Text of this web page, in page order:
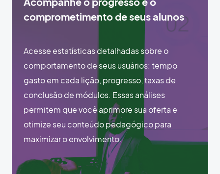
comprometimento de seus alunos
Acesse estatísticas detalhadas sobre o
comportamento de seus usuários: tempo
gasto em cada lição, progresso, taxas de
conclusão de módulos. Essas análises
permitem que você aprimore sua oferta e
otimize seu conteúdo pedagógico para
maximizar o envolvimento.